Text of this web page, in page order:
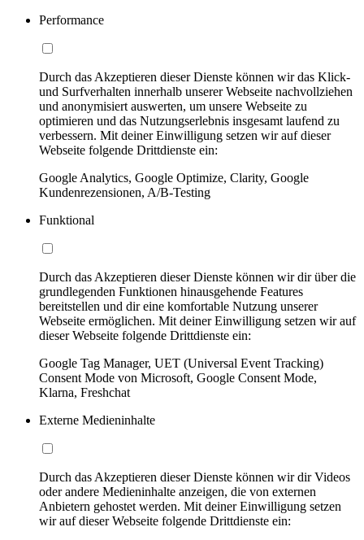
Performance
Durch das Akzeptieren dieser Dienste können wir das Klick-
und Surfverhalten innerhalb unserer Webseite nachvollziehen
und anonymisiert auswerten, um unsere Webseite zu
optimieren und das Nutzungserlebnis insgesamt laufend zu
verbessern. Mit deiner Einwilligung setzen wir auf dieser
Webseite folgende Drittdienste ein:
Google Analytics, Google Optimize, Clarity, Google
Kundenrezensionen, A/B-Testing
Funktional
Durch das Akzeptieren dieser Dienste können wir dir über die
grundlegenden Funktionen hinausgehende Features
bereitstellen und dir eine komfortable Nutzung unserer
Webseite ermöglichen. Mit deiner Einwilligung setzen wir auf
dieser Webseite folgende Drittdienste ein:
Google Tag Manager, UET (Universal Event Tracking)
Consent Mode von Microsoft, Google Consent Mode,
Klarna, Freshchat
Externe Medieninhalte
Durch das Akzeptieren dieser Dienste können wir dir Videos
oder andere Medieninhalte anzeigen, die von externen
Anbietern gehostet werden. Mit deiner Einwilligung setzen
wir auf dieser Webseite folgende Drittdienste ein: